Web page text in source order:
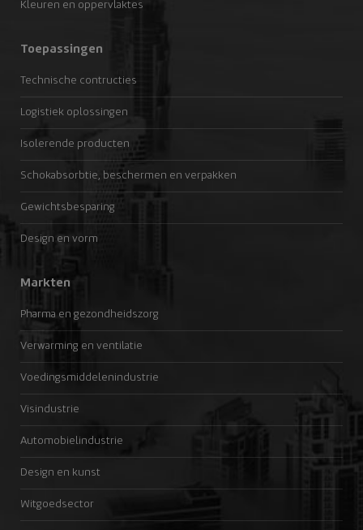
Kleuren en oppervlaktes
Toepassingen
Technische contructies
Logistiek oplossingen
Isolerende producten
Schokabsorbtie, beschermen en verpakken
Gewichtsbesparing
Design en vorm
Markten
Pharma en gezondheidszorg
Verwarming en ventilatie
Voedingsmiddelenindustrie
Visindustrie
Automobielindustrie
Design en kunst
Witgoedsector